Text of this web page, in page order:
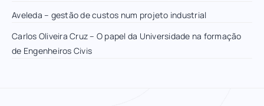
Aveleda – gestão de custos num projeto industrial
Carlos Oliveira Cruz – O papel da Universidade na formação
de Engenheiros Civis